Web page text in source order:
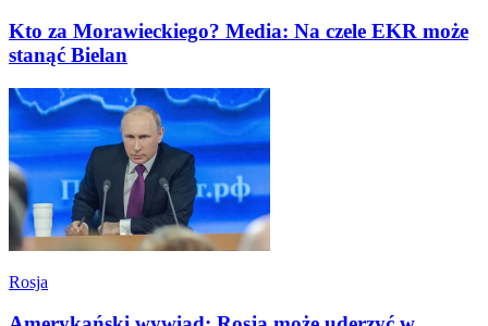
Kto za Morawieckiego? Media: Na czele EKR może
stanąć Bielan
Rosja